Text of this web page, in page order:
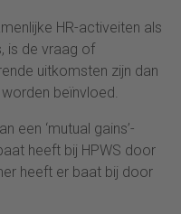
HR-activeiten als
is de vraag of
uitkomsten zijn dan
beïnvloed.
een ‘mutual gains’-
heeft bij HPWS door
heeft er baat bij door